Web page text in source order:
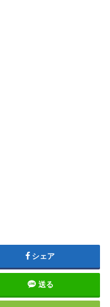
シェア
送る